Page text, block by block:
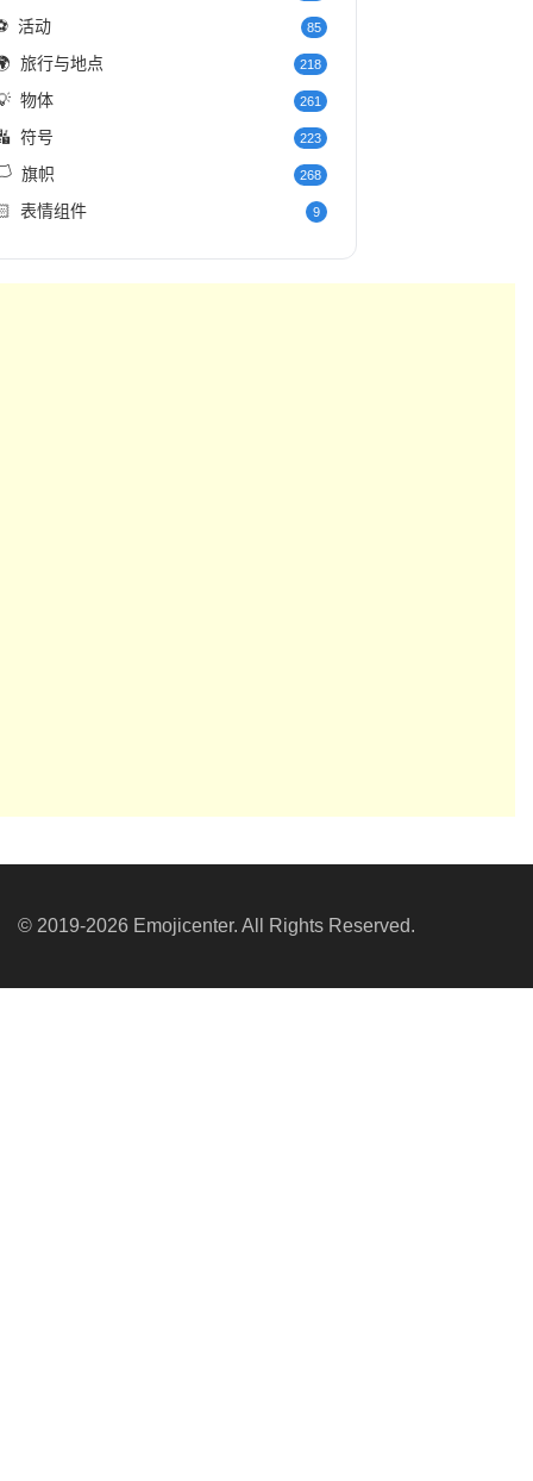
活动 85
旅行与地点 218
物体 261
符号 223
旗帜 268
表情组件 9
© 2019-2026 Emojicenter. All Rights Reserved.